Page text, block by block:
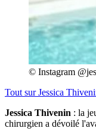
© Instagram
Tout surJessica
Jessica Thivenin : la
chirurgien a dévoilé